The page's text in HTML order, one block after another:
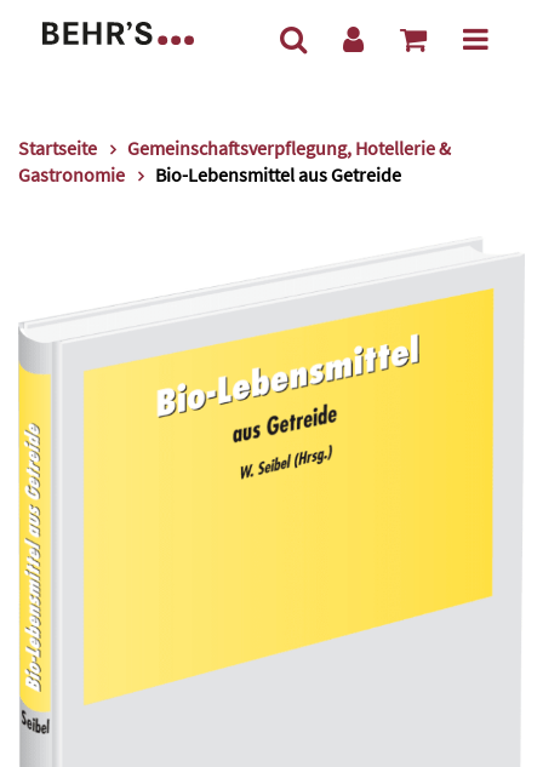
Startseite
Gemeinschaftsverpflegung, Hotellerie &
Gastronomie
Bio-Lebensmittel aus Getreide